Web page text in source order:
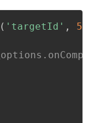
( 'targetId' ,